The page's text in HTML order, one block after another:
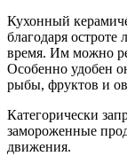
Кухонный
благодаря остроте
время. Им можно
Особенно удобен
рыбы, фруктов и
Категорически
замороженные
движения.